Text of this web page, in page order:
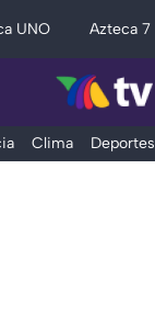
UNO Azteca 7
Clima Deportes